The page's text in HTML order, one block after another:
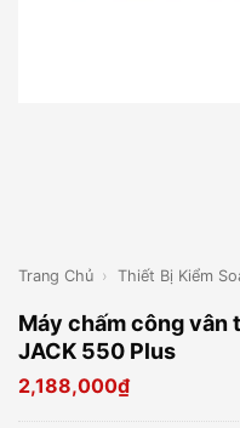
Trang Chủ › Thiết Bị Kiểm
Máy chấm công vân
JACK 550 Plus
2,188,000₫